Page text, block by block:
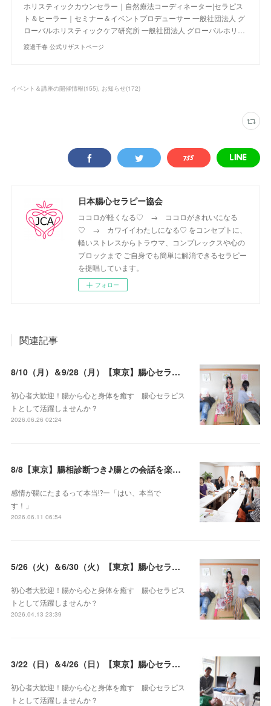
ホリスティックカウンセラー｜自然療法コーディネーター|セラピス
ト＆ヒーラー｜セミナー＆イベントプロデューサー 一般社団法人 グ
ローバルホリスティックケア研究所 一般社団法人 グローバルホリ…
渡邊千春 公式リザストページ
イベント＆講座の開催情報(155) お知らせ(172)
日本腸心セラピー協会
ココロが軽くなる♡ → ココロがきれいになる
♡ → カワイイわたしになる♡ をコンセプトに、
軽いストレスからトラウマ、コンプレックスや心の
ブロックまで ご自身でも簡単に解消できるセラピー
を提唱しています。
フォロー
関連記事
8/10（月）＆9/28（月）【東京】腸心セラピスト養成コース《２日間コース》開講決定
初心者大歓迎！腸から心と身体を癒す 腸心セラピス
トとして活躍しませんか？
2026.06.26 02:24
8/8【東京】腸相診断つき♪腸との会話を楽しむ♡腸心セラピー♪お試し体験会
感情が腸にたまるって本当⁉️ー「はい、本当で
す！」
2026.06.11 06:54
5/26（火）＆6/30（火）【東京】腸心セラピスト養成コース《２日間コース》開講決定
初心者大歓迎！腸から心と身体を癒す 腸心セラピス
トとして活躍しませんか？
2026.04.13 23:39
3/22（日）＆4/26（日）【東京】腸心セラピスト養成コース《２日間コース》開講決定
初心者大歓迎！腸から心と身体を癒す 腸心セラピス
トとして活躍しませんか？